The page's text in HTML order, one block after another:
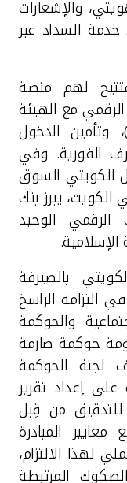
والإشعارات
خدمة السداد عبر
لهم منصة
مع الهيئة
)، وتأمين الدخول
الفورية. وفي
الكويتي السوق
يبرز بنك
الرقمي الوحيد
بالصيرفة
التزامه الراسخ
والحوكمة
حوكمة صارمة
لجنة الحوكمة
على إعداد تقرير
من قِبل
المبادرة
لهذا الالتزام،
المرتبطة